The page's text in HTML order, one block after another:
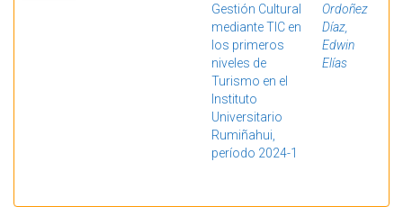
Gestión Cultural
mediante TIC en
los primeros
niveles de
Turismo en el
Instituto
Universitario
Rumiñahui,
período 2024-1
Ordoñez
Díaz,
Edwin
Elías